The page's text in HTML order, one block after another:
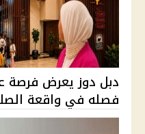
دبل دوز يعرض فرصة
فصله في واقعة